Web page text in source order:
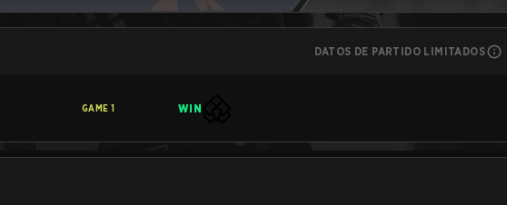
DATOS DE PARTIDO LIMITADOS
GAME 1 WIN